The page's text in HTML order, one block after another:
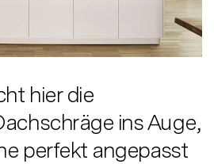
hier die
ins Auge,
perfekt angepasst